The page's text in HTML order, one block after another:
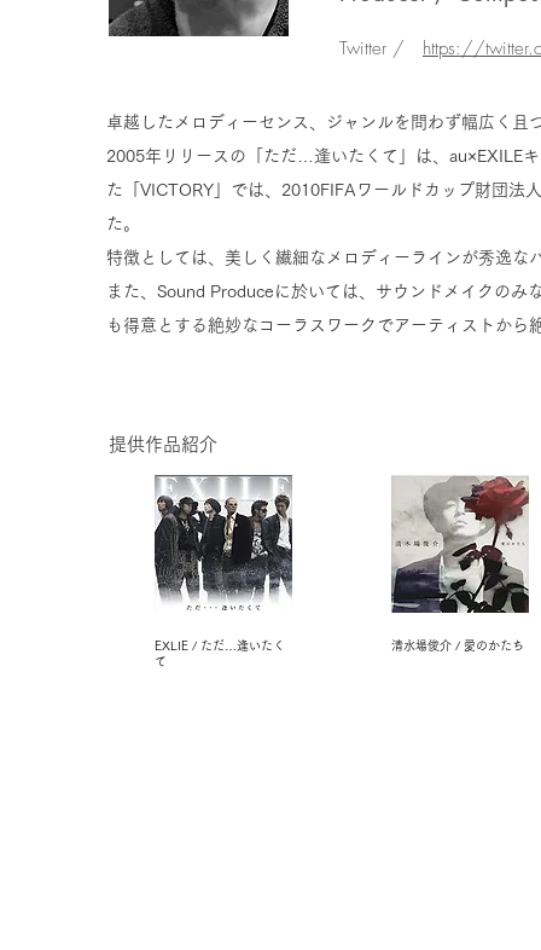
Twitter / https://
卓越したメロディーセンス、ジャンルを問わず幅広く
2005年リリースの「ただ…逢いたくて」は、au×EXILE
た「VICTORY」では、2010FIFAワールドカップ財団法
た。
特徴としては、美しく繊細なメロディーラインが秀逸な
また、Sound Produceに於いては、サウンドメイクのみ
も得意とする絶妙なコーラスワークでアーティストから
提供作品紹介
EXLIE / ただ…逢いたく
て
清水場俊介 / 愛のかたち